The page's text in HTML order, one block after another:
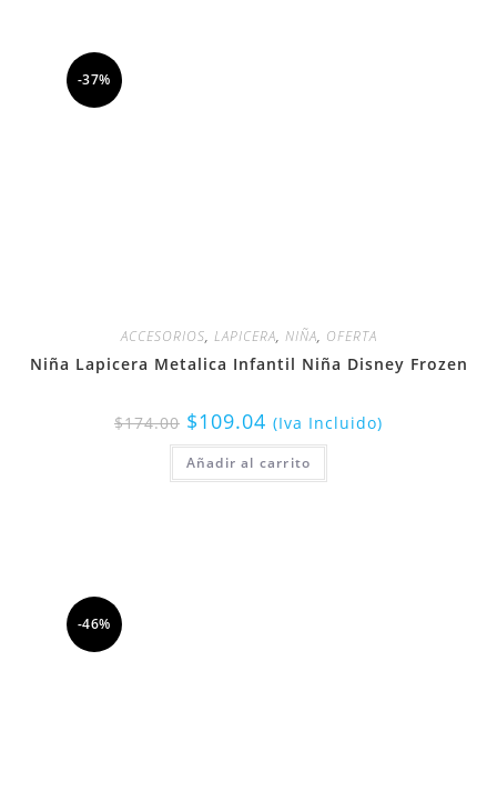
-37%
ACCESORIOS, LAPICERA, NIÑA, OFERTA
Niña Lapicera Metalica Infantil Niña Disney Frozen
$174.00 $109.04 (Iva Incluido)
Añadir al carrito
-46%